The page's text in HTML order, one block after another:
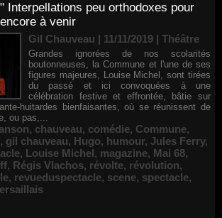
Interpellations peu orthodoxes pour
à venir
Gil Chauveau | 11/11/2019 | Théâtre
Grandes ignorées de nos scolarités
boutonneuses, la Commune et l'une de ses
figures majeures, Louise Michel, sont tirées
du passé et ici convoquées à une
célébration festive et effrontée, bâtie sur
huitardes bienfaisantes, où se réunissent de
ou pas,...
, chauveau, comédie, Commune,
, gil chauveau, Hugo, humour, Jules Ferry,
, Louise Michel, magazine, Mai 68,
, Régis Vlachos, révolte, révolution,
, revueduspectacle, scene, spectacle,